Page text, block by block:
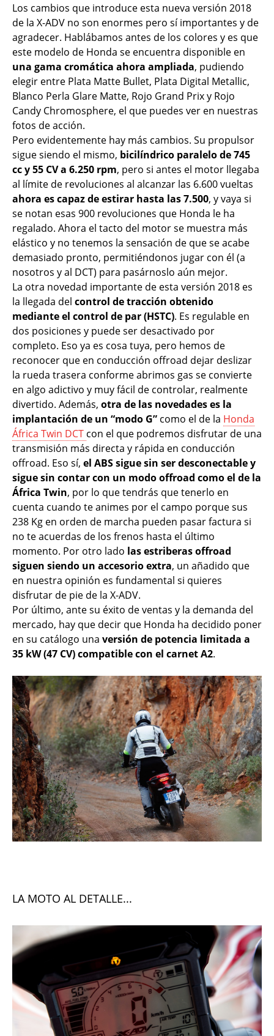
Los cambios que introduce esta nueva versión 2018
de la X-ADV no son enormes pero sí importantes y de
agradecer. Hablábamos antes de los colores y es que
este modelo de Honda se encuentra disponible en
una gama cromática ahora ampliada, pudiendo
elegir entre Plata Matte Bullet, Plata Digital Metallic,
Blanco Perla Glare Matte, Rojo Grand Prix y Rojo
Candy Chromosphere, el que puedes ver en nuestras
fotos de acción.
Pero evidentemente hay más cambios. Su propulsor
sigue siendo el mismo, bicilíndrico paralelo de 745
cc y 55 CV a 6.250 rpm, pero si antes el motor llegaba
al límite de revoluciones al alcanzar las 6.600 vueltas
ahora es capaz de estirar hasta las 7.500, y vaya si
se notan esas 900 revoluciones que Honda le ha
regalado. Ahora el tacto del motor se muestra más
elástico y no tenemos la sensación de que se acabe
demasiado pronto, permitiéndonos jugar con él (a
nosotros y al DCT) para pasárnoslo aún mejor.
La otra novedad importante de esta versión 2018 es
la llegada del control de tracción obtenido
mediante el control de par (HSTC). Es regulable en
dos posiciones y puede ser desactivado por
completo. Eso ya es cosa tuya, pero hemos de
reconocer que en conducción offroad dejar deslizar
la rueda trasera conforme abrimos gas se convierte
en algo adictivo y muy fácil de controlar, realmente
divertido. Además, otra de las novedades es la
implantación de un “modo G” como el de la Honda
África Twin DCT con el que podremos disfrutar de una
transmisión más directa y rápida en conducción
offroad. Eso sí, el ABS sigue sin ser desconectable y
sigue sin contar con un modo offroad como el de la
África Twin, por lo que tendrás que tenerlo en
cuenta cuando te animes por el campo porque sus
238 Kg en orden de marcha pueden pasar factura si
no te acuerdas de los frenos hasta el último
momento. Por otro lado las estriberas offroad
siguen siendo un accesorio extra, un añadido que
en nuestra opinión es fundamental si quieres
disfrutar de pie de la X-ADV.
Por último, ante su éxito de ventas y la demanda del
mercado, hay que decir que Honda ha decidido poner
en su catálogo una versión de potencia limitada a
35 kW (47 CV) compatible con el carnet A2.
LA MOTO AL DETALLE...